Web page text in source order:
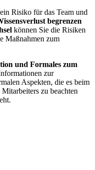
Risiko für das Team und
begrenzen
können Sie die Risiken
Maßnahmen zum
und Formales zum
zur
Aspekten, die es beim
zu beachten